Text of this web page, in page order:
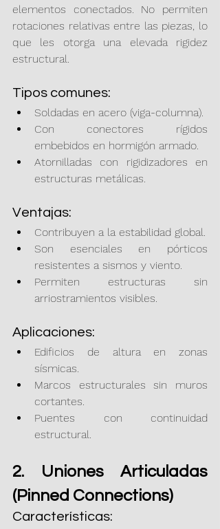
elementos conectados. No permiten
rotaciones relativas entre las piezas, lo
que les otorga una elevada rigidez
estructural.
Tipos comunes:
Soldadas en acero (viga-columna).
Con conectores rígidos
embebidos en hormigón armado.
Atornilladas con rigidizadores en
estructuras metálicas.
Ventajas:
Contribuyen a la estabilidad global.
Son esenciales en pórticos
resistentes a sismos y viento.
Permiten estructuras sin
arriostramientos visibles.
Aplicaciones:
Edificios de altura en zonas
sísmicas.
Marcos estructurales sin muros
cortantes.
Puentes con continuidad
estructural.
2. Uniones Articuladas
(Pinned Connections)
Características: